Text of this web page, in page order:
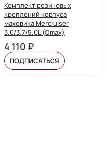
Комплект резиновых
креплений корпуса
маховика Mercruiser
3.0/3.7/5.0L (Omax)
4 110 ₽
ПОДПИСАТЬСЯ